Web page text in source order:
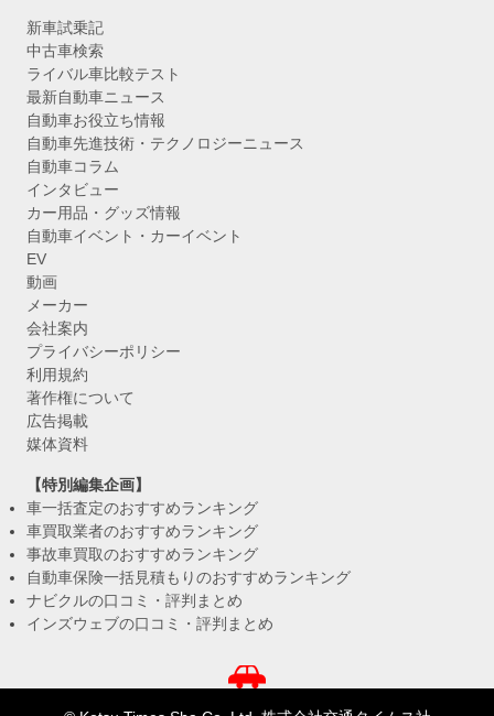
新車試乗記
中古車検索
ライバル車比較テスト
最新自動車ニュース
自動車お役立ち情報
自動車先進技術・テクノロジーニュース
自動車コラム
インタビュー
カー用品・グッズ情報
自動車イベント・カーイベント
EV
動画
メーカー
会社案内
プライバシーポリシー
利用規約
著作権について
広告掲載
媒体資料
【特別編集企画】
車一括査定のおすすめランキング
車買取業者のおすすめランキング
事故車買取のおすすめランキング
自動車保険一括見積もりのおすすめランキング
ナビクルの口コミ・評判まとめ
インズウェブの口コミ・評判まとめ